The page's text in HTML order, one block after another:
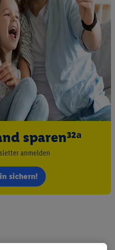
sparen³²ᵃ
anmelden
sichern!